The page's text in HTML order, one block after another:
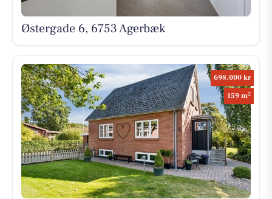
Østergade 6, 6753 Agerbæk
698.000 kr
159 m2